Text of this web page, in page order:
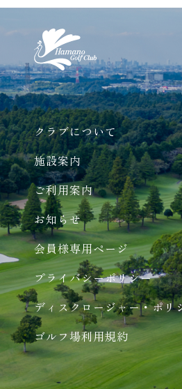
クラブについて
施設案内
ご利用案内
お知らせ
会員様専用ページ
プライバシーポリシー
ディスクロージャー・ポリ
ゴルフ場利用規約